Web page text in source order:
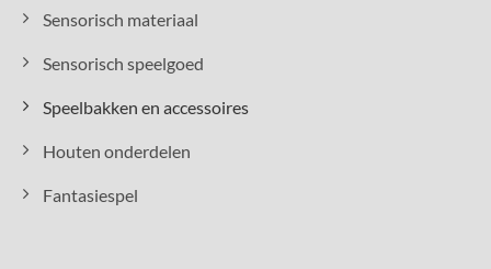
Sensorisch materiaal
Sensorisch speelgoed
Speelbakken en accessoires
Houten onderdelen
Fantasiespel